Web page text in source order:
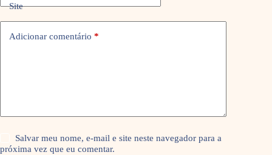
Site
Adicionar comentário *
Salvar meu nome, e-mail e site neste navegador para a
próxima vez que eu comentar.